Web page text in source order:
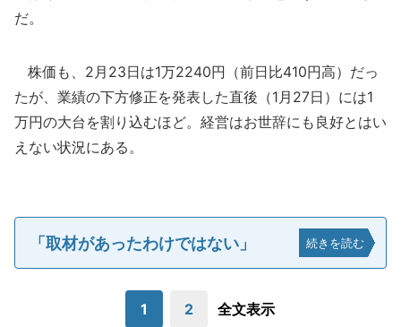
だ。
株価も、2月23日は1万2240円（前日比410円高）だっ
たが、業績の下方修正を発表した直後（1月27日）には1
万円の大台を割り込むほど。経営はお世辞にも良好とはい
えない状況にある。
「取材があったわけではない」 続きを読む
1 2 全文表示